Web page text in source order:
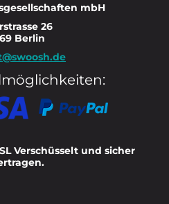
mbH
26
Berlin
Verschüsselt und sicher